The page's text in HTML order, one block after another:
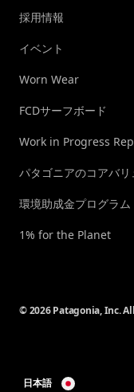
採用情報
イベント
Worn Wear
FCDサーフボード
Work in Progress
パタゴニアのコアバリ
環境助成金プログラム
1% for the Planet
© 2026 Patagonia, Inc.
日本語